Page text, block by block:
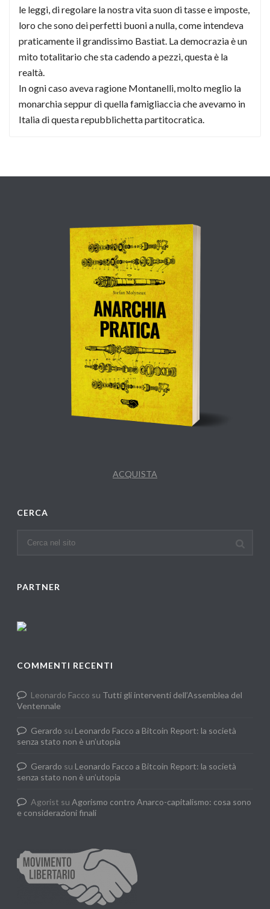
le leggi, di regolare la nostra vita suon di tasse e imposte,
loro che sono dei perfetti buoni a nulla, come intendeva
praticamente il grandissimo Bastiat. La democrazia è un
mito totalitario che sta cadendo a pezzi, questa è la
realtà.
In ogni caso aveva ragione Montanelli, molto meglio la
monarchia seppur di quella famigliaccia che avevamo in
Italia di questa repubblichetta partitocratica.
ACQUISTA
CERCA
PARTNER
COMMENTI RECENTI
Leonardo Facco su Tutti gli interventi dell’Assemblea del
Ventennale
Gerardo su Leonardo Facco a Bitcoin Report: la società
senza stato non è un’utopia
Gerardo su Leonardo Facco a Bitcoin Report: la società
senza stato non è un’utopia
Agorist suAgorismo contro Anarco-capitalismo: cosa sono
e considerazioni finali